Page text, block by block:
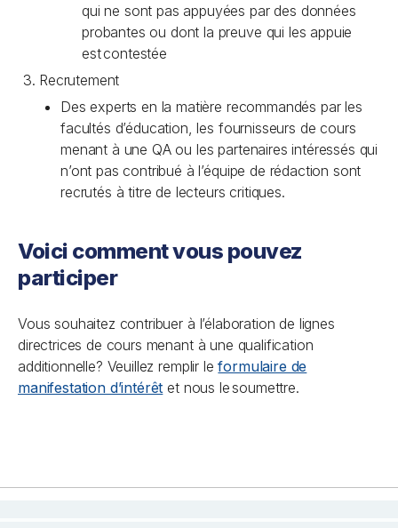
qui ne sont pas appuyées par des données
probantes ou dont la preuve qui les appuie
est contestée
Recrutement
Des experts en la matière recommandés par les
facultés d’éducation, les fournisseurs de cours
menant à une QA ou les partenaires intéressés qui
n’ont pas contribué à l’équipe de rédaction sont
recrutés à titre de lecteurs critiques.
Voici comment vous pouvez
participer
Vous souhaitez contribuer à l’élaboration de lignes
directrices de cours menant à une qualification
additionnelle? Veuillez remplir leformulaire de
manifestation d’intérêt et nous le soumettre.